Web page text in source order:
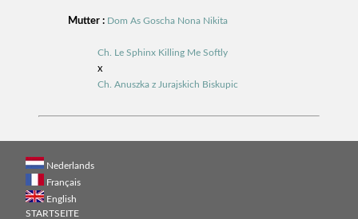
Mutter : Dom As Goscha Nona Nikita
Ch. Le Sphinx Killing Me Softly
x
Ch. Anuszka z Jurajskich Biskupic
Nederlands
Français
English
STARTSEITE